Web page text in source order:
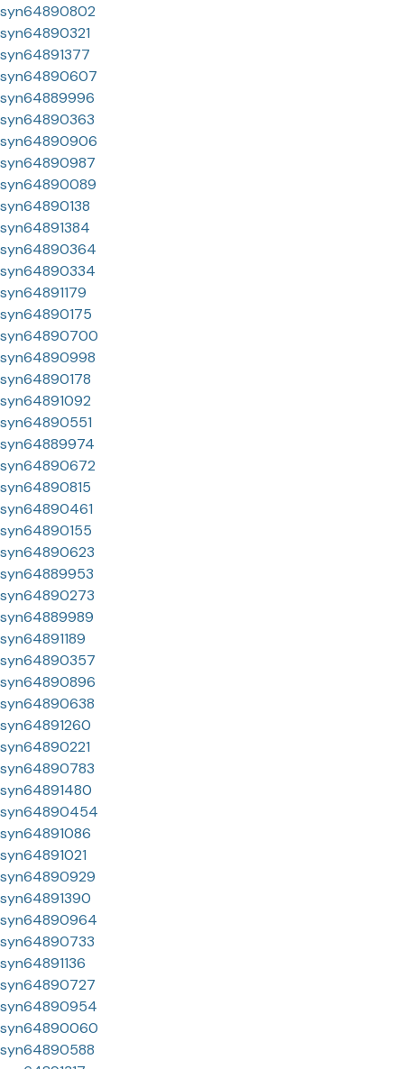
syn64890802
syn64890321
syn64891377
syn64890607
syn64889996
syn64890363
syn64890906
syn64890987
syn64890089
syn64890138
syn64891384
syn64890364
syn64890334
syn64891179
syn64890175
syn64890700
syn64890998
syn64890178
syn64891092
syn64890551
syn64889974
syn64890672
syn64890815
syn64890461
syn64890155
syn64890623
syn64889953
syn64890273
syn64889989
syn64891189
syn64890357
syn64890896
syn64890638
syn64891260
syn64890221
syn64890783
syn64891480
syn64890454
syn64891086
syn64891021
syn64890929
syn64891390
syn64890964
syn64890733
syn64891136
syn64890727
syn64890954
syn64890060
syn64890588